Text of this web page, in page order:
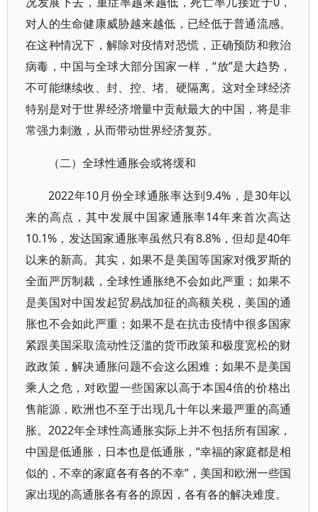
对人的生命健康威胁越来越低，已经低于普通流感。
在这种情况下，解除对疫情对恐慌，正确预防和救治
病毒，中国与全球大部分国家一样，“放”是大趋势，
不可能继续收、封、控、堵、硬隔离。这对全球经济
特别是对于世界经济增量中贡献最大的中国，将是非
常强力刺激，从而带动世界经济复苏。
（二）全球性通胀会或将缓和
2022年10月份全球通胀率达到9.4%，是30年以
来的高点，其中发展中国家通胀率14年来首次高达
10.1%，发达国家通胀率虽然只有8.8%，但却是40年
以来的新高。其实，如果不是美国等国家对俄罗斯的
全面严厉制裁，全球性通胀绝不会如此严重；如果不
是美国对中国发起贸易战加征的高额关税，美国的通
胀也不会如此严重；如果不是在抗击疫情中很多国家
紧跟美国采取流动性泛滥的货币政策和极度宽松的财
政政策，解决通胀问题不会这么困难；如果不是美国
乘人之危，对欧盟一些国家以高于本国4倍的价格出
售能源，欧洲也不至于出现几十年以来最严重的高通
胀。2022年全球性高通胀实际上并不包括所有国家，
中国是低通胀，日本也是低通胀，“幸福的家庭都是相
似的，不幸的家庭各有各的不幸”，美国和欧洲一些国
家出现的高通胀各有各的原因，各有各的解决难度。